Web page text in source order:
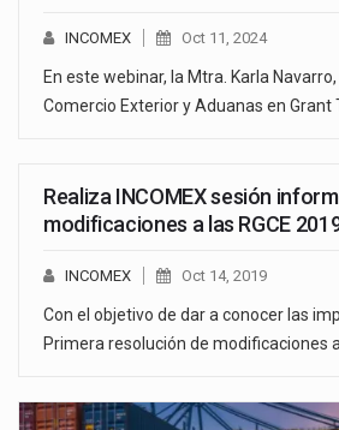
INCOMEX Oct 11, 2024
En este webinar, la Mtra. Karla
Comercio Exterior y Aduanas en Grant
Realiza INCOMEX sesión
modificaciones a las RGCE
INCOMEX Oct 14, 2019
Con el objetivo de dar a conocer las
Primera resolución de modificaciones a